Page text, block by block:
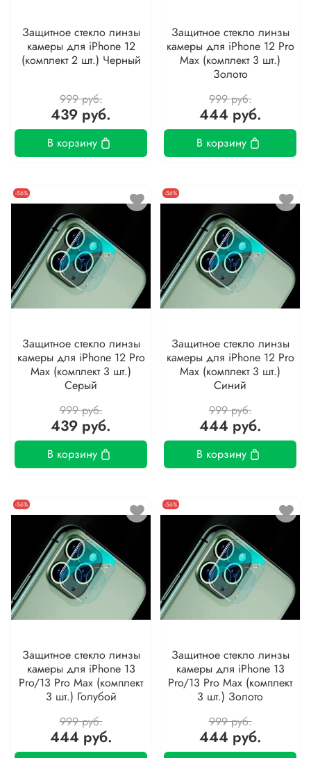
Защитное стекло линзы
камеры для iPhone 12
(комплект 2 шт.) Черный
999 руб.
439 руб.
В корзину
Защитное стекло линзы
камеры для iPhone 12 Pro
Max (комплект 3 шт.)
Золото
999 руб.
444 руб.
В корзину
-56%
Защитное стекло линзы
камеры для iPhone 12 Pro
Max (комплект 3 шт.)
Серый
999 руб.
439 руб.
В корзину
-56%
Защитное стекло линзы
камеры для iPhone 12 Pro
Max (комплект 3 шт.)
Синий
999 руб.
444 руб.
В корзину
-56%
Защитное стекло линзы
камеры для iPhone 13
Pro/13 Pro Max (комплект
3 шт.) Голубой
999 руб.
444 руб.
-56%
Защитное стекло линзы
камеры для iPhone 13
Pro/13 Pro Max (комплект
3 шт.) Золото
999 руб.
444 руб.